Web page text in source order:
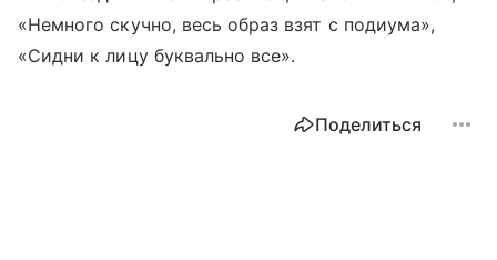
«Немного скучно, весь образ взят с подиума»,
«Сидни к лицу буквально все».
Поделиться